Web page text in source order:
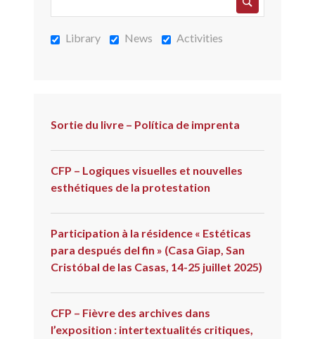
Library News Activities
Sortie du livre – Política de imprenta
CFP – Logiques visuelles et nouvelles
esthétiques de la protestation
Participation à la résidence « Estéticas
para después del fin » (Casa Giap, San
Cristóbal de las Casas, 14-25 juillet 2025)
CFP – Fièvre des archives dans
l’exposition : intertextualités critiques,